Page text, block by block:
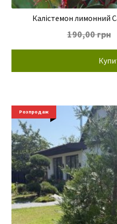
Калістемон лимонний
190,00грн
Розпродаж